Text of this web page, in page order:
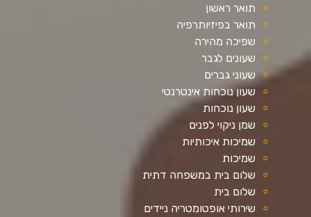
תואר ראשון
תואר בפיזיותרפיה
שפיכה מהירה
שעונים לגבר
שעוני גברים
שעון נוכחות אינטרנטי
שעון נוכחות
שמן ניקוי לפנים
שמיכות איכותיות
שמיכות
שלום בית במשפחה דתית
שלום בית
שירותי אופטומטריה ניידים